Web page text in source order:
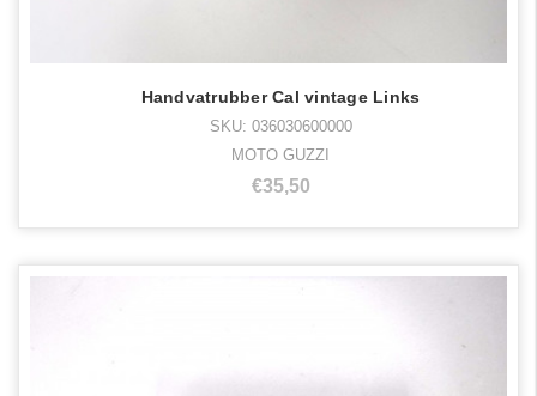
Handvatrubber Cal vintage Links
SKU: 036030600000
MOTO GUZZI
€35,50